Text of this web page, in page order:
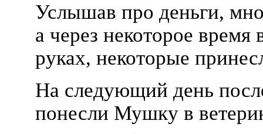
Услышав про деньги,
а через некоторое время
руках, некоторые
На следующий день
понесли Мушку в